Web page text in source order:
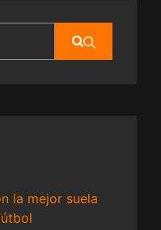
la mejor suela